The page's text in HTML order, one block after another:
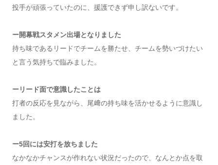
投手が頑張っていたのに、援護できず申し訳ないです。
ー開幕戦スタメン出場となりました
持ち味であるリードでチームを勝たせ、チームを勢いづけたい
と言う気持ちで臨みました。
ーリード面で意識したことは
打者の反応を見ながら、尾﨑の持ち味を活かせるように意識し
ました。
ー5回には安打を放ちました
なかなかチャンスが作れない状況だったので、なんとか点を取